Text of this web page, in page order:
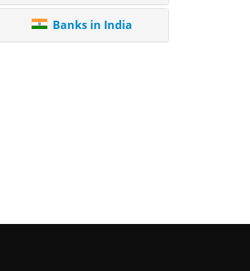
Banks in India